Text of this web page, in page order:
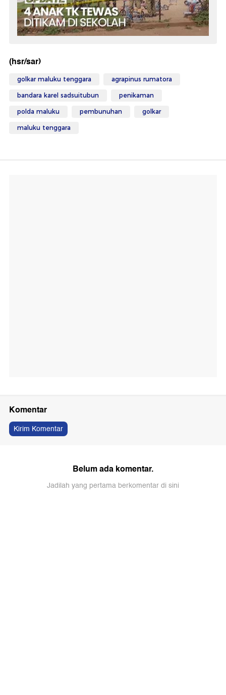
(hsr/sar)
golkar maluku tenggara agrapinus rumatora
bandara karel sadsuitubun penikaman
polda maluku pembunuhan golkar
maluku tenggara
Komentar
Kirim Komentar
Belum ada komentar.
Jadilah yang pertama berkomentar di sini